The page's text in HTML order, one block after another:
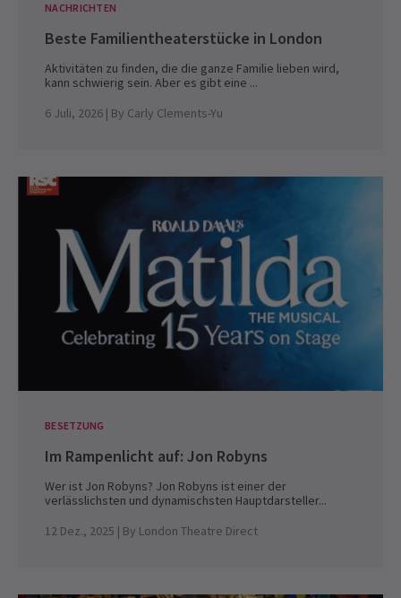
NACHRICHTEN
Beste Familientheaterstücke in London
Aktivitäten zu finden, die die ganze Familie lieben wird,
kann schwierig sein. Aber es gibt eine ...
6 Juli, 2026 | By Carly Clements-Yu
BESETZUNG
Im Rampenlicht auf: Jon Robyns
Wer ist Jon Robyns? Jon Robyns ist einer der
verlässlichsten und dynamischsten Hauptdarsteller...
12 Dez., 2025 | By London Theatre Direct